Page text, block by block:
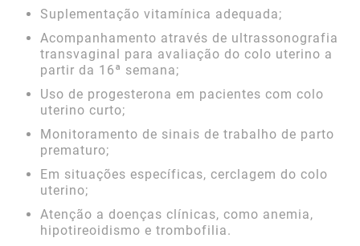
Suplementação vitamínica adequada;
Acompanhamento através de ultrassonografia
transvaginal para avaliação do colo uterino a
partir da 16ª semana;
Uso de progesterona em pacientes com colo
uterino curto;
Monitoramento de sinais de trabalho de parto
prematuro;
Em situações específicas, cerclagem do colo
uterino;
Atenção a doenças clínicas, como anemia,
hipotireoidismo e trombofilia.